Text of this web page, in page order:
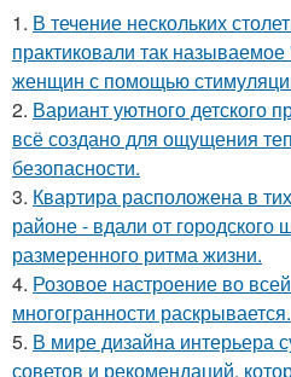
1. В течение нескольких
практиковали так
женщин с помощью
2. Вариант уютного детского
всё создано для ощущения
безопасности.
3. Квартира расположена в
районе - вдали от
размеренного ритма жизни.
4. Розовое настроение во
многогранности раскрывается.
5. В мире дизайна интерьера
советов и рекомендаций,